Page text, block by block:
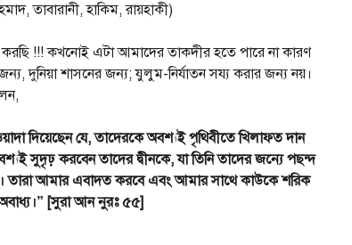
তাবারানী, হাকিম, রায়হাকী)
করছি !!! কখনোই এটা আমাদের তাকদীর হতে পারে না কারণ
দুনিয়া শাসনের জন্য; যুলুম-নির্যাতন সয্য করার জন্য নয়।
দিয়েছেন যে, তাদেরকে অবশ্যই পৃথিবীতে খিলাফত দান
সুদৃঢ় করবেন তাদের দ্বীনকে, যা তিনি তাদের জন্যে পছন্দ
তারা আমার এবাদত করবে এবং আমার সাথে কাউকে শরিক
[সুরা আন নুরঃ ৫৫]